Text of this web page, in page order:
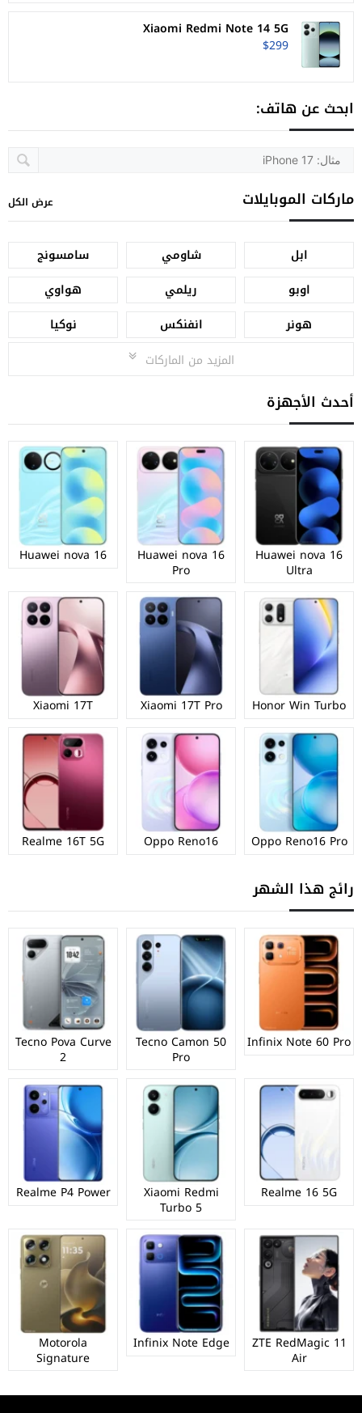
Xiaomi Redmi Note 14 5G
$299
ابحث عن هاتف:
ماركات الموبايلات عرض الكل
ابل شاومي
سامسونج
اوبو
ريلمي
هواوي
هونر
انفنكس
نوكيا
المزيد من الماركات
أحدث الأجهزة
Huawei nova 16
Ultra
Huawei nova 16
Pro
Huawei nova 16
Honor Win Turbo
Xiaomi 17T Pro
Xiaomi 17T
Oppo Reno16 Pro
Oppo Reno16
Realme 16T 5G
رائج هذا الشهر
Infinix Note 60 Pro
Tecno Camon 50
Pro
Tecno Pova Curve
2
Realme 16 5G
Xiaomi Redmi
Turbo 5
Realme P4 Power
ZTE RedMagic 11
Air
Infinix Note Edge
Motorola
Signature